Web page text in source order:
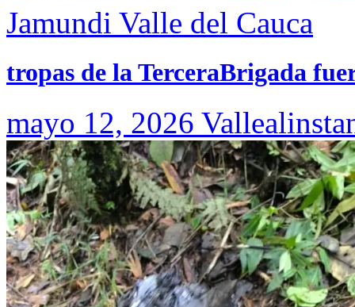
Jamundi Valle del Cauca
tropas de la TerceraBrigada
mayo 12, 2026